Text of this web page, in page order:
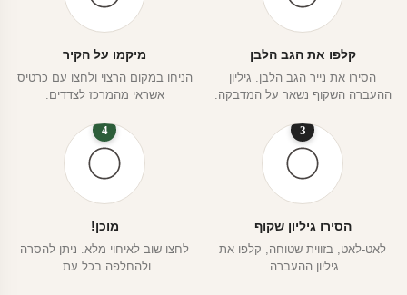
קלפו את הגב הלבן
הסירו את נייר הגב הלבן. גיליון
ההעברה השקוף נשאר על המדבקה.
מיקמו על הקיר
הניחו במקום הרצוי ולחצו עם כרטיס
אשראי מהמרכז לצדדים.
3
הסירו גיליון שקוף
לאט-לאט, בזווית שטוחה, קלפו את
גיליון ההעברה.
4
מוכן!
לחצו שוב לאיחוי מלא. ניתן להסרה
ולהחלפה בכל עת.